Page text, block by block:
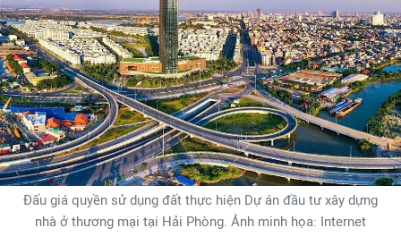
Đấu giá quyền sử dụng đất thực hiện Dự án đầu tư xây dựng
nhà ở thương mại tại Hải Phòng. Ảnh minh họa: Internet